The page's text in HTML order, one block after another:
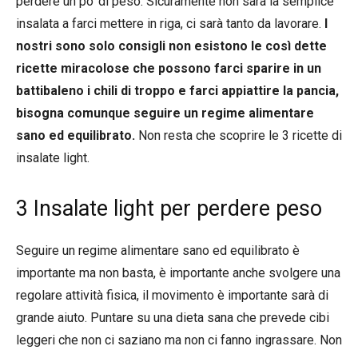
insalata a farci mettere in riga, ci sarà tanto da lavorare. I
nostri sono solo consigli non esistono le così dette
ricette miracolose che possono farci sparire in un
battibaleno i chili di troppo e farci appiattire la pancia,
bisogna comunque seguire un regime alimentare
sano ed equilibrato. Non resta che scoprire le 3 ricette di
insalate light.
3 Insalate light per perdere peso
Seguire un regime alimentare sano ed equilibrato è
importante ma non basta, è importante anche svolgere una
regolare attività fisica, il movimento è importante sarà di
grande aiuto. Puntare su una dieta sana che prevede cibi
leggeri che non ci saziano ma non ci fanno ingrassare. Non